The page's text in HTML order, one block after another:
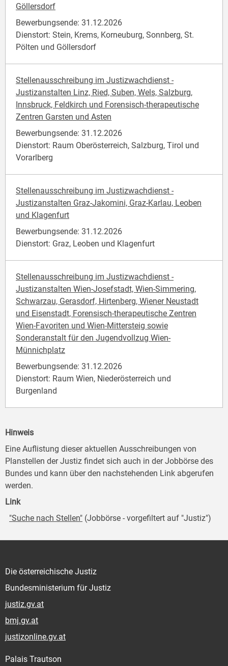
Göllersdorf
Bewerbungsende: 31.12.2026
Dienstort: Stein, Krems, Korneuburg, Sonnberg, St.
Pölten und Göllersdorf
Stellenausschreibung im Justizwachdienst -
Justizanstalten Linz, Ried, Suben, Wels, Salzburg,
Innsbruck, Feldkirch und Forensisch-therapeutische
Zentren Garsten und Asten
Bewerbungsende: 31.12.2026
Dienstort: Raum Oberösterreich, Salzburg, Tirol und
Vorarlberg
Stellenausschreibung im Justizwachdienst -
Justizanstalten Graz-Jakomini, Graz-Karlau, Leoben
und Klagenfurt
Bewerbungsende: 31.12.2026
Dienstort: Graz, Leoben und Klagenfurt
Stellenausschreibung im Justizwachdienst -
Justizanstalten Wien-Josefstadt, Wien-Simmering,
Schwarzau, Gerasdorf, Hirtenberg, Wiener Neustadt
und Eisenstadt, Forensisch-therapeutische Zentren
Wien-Favoriten und Wien-Mittersteig sowie
Sonderanstalt für den Jugendvollzug Wien-
Münnichplatz
Bewerbungsende: 31.12.2026
Dienstort: Raum Wien, Niederösterreich und
Burgenland
Hinweis
Eine Auflistung dieser aktuellen Ausschreibungen von
Planstellen der Justiz findet sich auch in der Jobbörse des
Bundes und kann über den nachstehenden Link abgerufen
werden.
Link
"Suche nach Stellen" (Jobbörse - vorgefiltert auf "Justiz")
Die österreichische Justiz
Bundesministerium für Justiz
justiz.gv.at
bmj.gv.at
justizonline.gv.at
Palais Trautson